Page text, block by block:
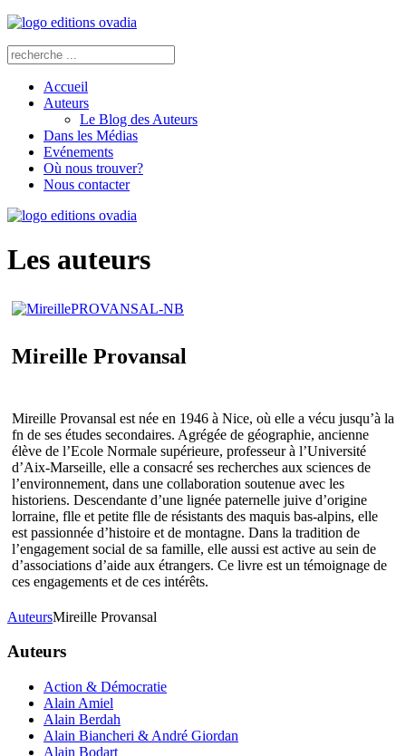
Accueil
Auteurs
Le Blog des Auteurs
Dans les Médias
Evénements
Où nous trouver?
Nous contacter
Les auteurs
Mireille Provansal
Mireille Provansal est née en 1946 à Nice, où elle a vécu jusqu’à la
fn de ses études secondaires. Agrégée de géographie, ancienne
élève de l’Ecole Normale supérieure, professeur à l’Université
d’Aix-Marseille, elle a consacré ses recherches aux sciences de
l’environnement, dans une collaboration soutenue avec les
historiens. Descendante d’une lignée paternelle juive d’origine
lorraine, flle et petite flle de résistants des maquis bas-alpins, elle
est passionnée d’histoire et de montagne. Dans la tradition de
l’engagement social de sa famille, elle aussi est active au sein de
d’associations d’aide aux étrangers. Ce livre est un témoignage de
ces engagements et de ces intérêts.
AuteursMireille Provansal
Auteurs
Action & Démocratie
Alain Amiel
Alain Berdah
Alain Biancheri & André Giordan
Alain Bodart